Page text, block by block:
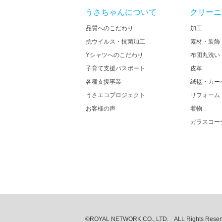
うさちゃんについて
品質へのこだわり
抗ウイルス・抗菌加工
Yシャツへのこだわり
子育て支援パスポート
各種支援事業
うさエコプロジェクト
お客様の声
クリー
加工
素材・装飾
布団丸洗い
皮革
絨毯・カー
リフォーム
着物
ガラスコー
©ROYAL NETWORK CO., LTD. ALL Rights